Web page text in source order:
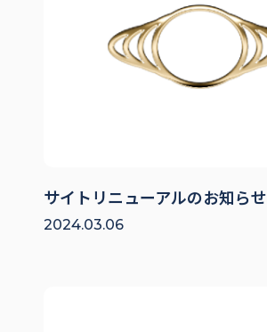
サイトリニューアルのお知らせ
2024.03.06